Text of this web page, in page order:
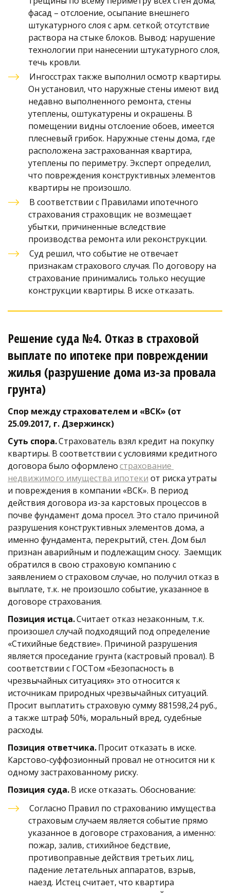
фасад – отслоение, осыпание внешнего
штукатурного слоя с арм. сеткой; отсутствие
раствора на стыке блоков. Вывод: нарушение
технологии при нанесении штукатурного слоя,
течь кровли.
Ингосстрах также выполнил осмотр квартиры.
Он установил, что наружные стены имеют вид
недавно выполненного ремонта, стены
утеплены, оштукатурены и окрашены. В
помещении видны отслоение обоев, имеется
плесневый грибок. Наружные стены дома, где
расположена застрахованная квартира,
утеплены по периметру. Эксперт определил,
что повреждения конструктивных элементов
квартиры не произошло.
В соответствии с Правилами ипотечного
страхования страховщик не возмещает
убытки, причиненные вследствие
производства ремонта или реконструкции.
Суд решил, что событие не отвечает
признакам страхового случая. По договору на
страхование принимались только несущие
конструкции квартиры. В иске отказать.
Решение суда №4. Отказ в страховой
выплате по ипотеке при повреждении
жилья (разрушение дома из-за провала
грунта)
Спор между страхователем и «ВСК» (от
25.09.2017, г. Дзержинск)
Суть спора. Страхователь взял кредит на покупку
квартиры. В соответствии с условиями кредитного
договора было оформлено страхование
недвижимого имущества ипотеки от риска утраты
и повреждения в компании «ВСК». В период
действия договора из-за карстовых процессов в
почве фундамент дома просел. Это стало причиной
разрушения конструктивных элементов дома, а
именно фундамента, перекрытий, стен. Дом был
признан аварийным и подлежащим сносу.  Заемщик
обратился в свою страховую компанию с
заявлением о страховом случае, но получил отказ в
выплате, т.к. не произошло событие, указанное в
договоре страхования.
Позиция истца. Считает отказ незаконным, т.к.
произошел случай подходящий под определение
«Стихийные бедствие». Причиной разрушения
является проседание грунта (кастровый провал). В
соответствии с ГОСТом «Безопасность в
чрезвычайных ситуациях» это относится к
источникам природных чрезвычайных ситуаций.
Просит выплатить страховую сумму 881598,24 руб.,
а также штраф 50%, моральный вред, судебные
расходы.
Позиция ответчика. Просит отказать в иске.
Карстово-суффозионный провал не относится ни к
одному застрахованному риску.
Позиция суда. В иске отказать. Обоснование:
Согласно Правил по страхованию имущества
страховым случаем является событие прямо
указанное в договоре страхования, а именно:
пожар, залив, стихийное бедствие,
противоправные действия третьих лиц,
падение летательных аппаратов, взрыв,
наезд. Истец считает, что квартира